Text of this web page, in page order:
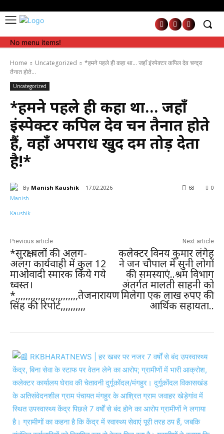
No menu items!
Home Uncategorized
*हमने पहले ही कहा था… जहाँ इंस्पेक्टर कपिल देव चन्द्रा
तैनात होते...
Uncategorized
*हमने पहले ही कहा था… जहाँ
इंस्पेक्टर कपिल देव चन्द्रा तैनात होते
हैं, वहाँ अपराध खुद दम तोड़ देता
है!*
By Manish Kaushik 17.02.2026 0
68
Previous article
*सुरक्षा बलों की अलग-
अलग कार्यवाही में कुल 12
माओवादी स्मारक किये गये
ध्वस्त।
*,,,,,,,,,,,,,,,,,,,,,,,,,तेजनारायण
सिंह की रिपोर्ट,,,,,,,,,,
Next article
कलेक्टर विनय कुमार लंगेह
ने जन चौपाल में सुनी लोगों
की समस्याएं..श्रम विभाग
अंतर्गत मालती साहनी को
मिलेगा एक लाख रुपए की
आर्थिक सहायता..